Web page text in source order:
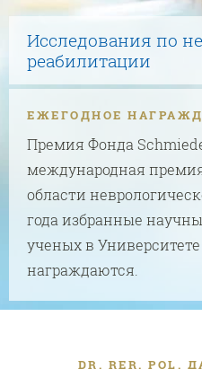
Исследования по
реабилитации
ЕЖЕГОДНОЕ
Премия Фонда
международная
области
года избранные
ученых в
награждаются.
DR. RER.